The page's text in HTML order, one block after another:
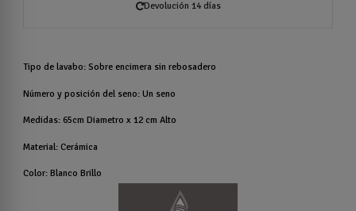
Devolución 14 días
Tipo de lavabo: Sobre encimera sin rebosadero
Número y posición del seno: Un seno
Medidas: 65cm Diametro x 12 cm Alto
Material: Cerámica
Color: Blanco Brillo